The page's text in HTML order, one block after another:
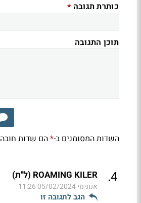
כותרת תגובה *
תוכן התגובה
השדות המסומנים ב-*הם שדות חובה
4
. ROAMING KILER (ל"ת)
אנונימי05/02/2024 11:26
הגב לתגובה זו